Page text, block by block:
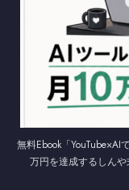
無料Ebook「
万円を達成するしんや